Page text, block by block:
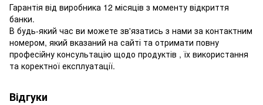
Гарантія від виробника 12 місяців з моменту відкриття
банки.
В будь-який час ви можете зв'язатись з нами за контактним
номером, який вказаний на сайті та отримати повну
професійну консультацію щодо продуктів , їх використання
та коректної експлуатації.
Відгуки